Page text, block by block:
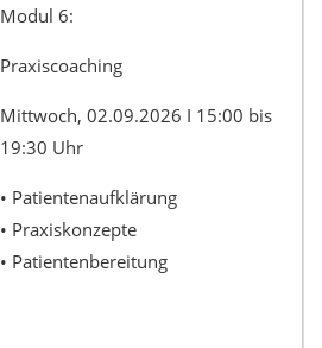
Modul 6:
Praxiscoaching
Mittwoch, 02.09.2026 I 15:00 bis
19:30 Uhr
• Patientenaufklärung
• Praxiskonzepte
• Patientenbereitung